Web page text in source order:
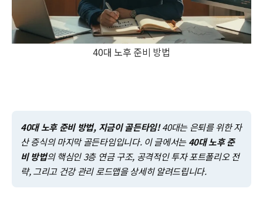
40대 노후 준비 방법
40대 노후 준비 방법, 지금이 골든타임!40대는 은퇴를 위한 자
산 증식의 마지막 골든타임입니다. 이 글에서는40대 노후 준
비 방법의 핵심인 3층 연금 구조, 공격적인 투자 포트폴리오 전
략, 그리고 건강 관리 로드맵을 상세히 알려드립니다.